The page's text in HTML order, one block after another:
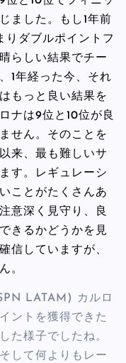
ました。もし1年前
りダブルポイントフ
らしい結果でチー
1年経った今、それ
もっと良い結果を
ナは9位と10位が良
せん。そのことを
来、最も難しいサ
す。レギュレーシ
ことがたくさんあ
意深く見守り、良
きるかどうかを見
信していますが、
。
LATAM) カルロ
ントを獲得できた
た様子でしたね。
して何よりもレー